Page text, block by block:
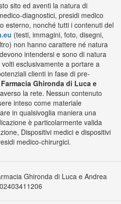
sito ed aventi la natura di
diagnostici, presidi medico
esterno, nonché tutti i contenuti del
(testi, immagini, foto, disegni,
non hanno carattere né natura
intendersi e sono di natura
esclusivamente a portare a
clienti in fase di pre-
Farmacia Ghironda di Luca e
la rete. Nessun contenuto
inteso come materiale
in qualsivoglia maniera una
è particolarmente valida
Dispositivi medici e dispositivi
medico-chirurgici.
Ghironda di Luca e Andrea